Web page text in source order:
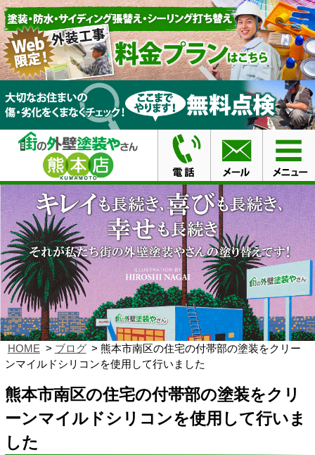
HOME ブログ
熊本市南区の住宅の付帯部の塗装をクリー
ンマイルドシリコンを使用して行いました
熊本市南区の住宅の付帯部の塗装をクリ
ーンマイルドシリコンを使用して行いま
した